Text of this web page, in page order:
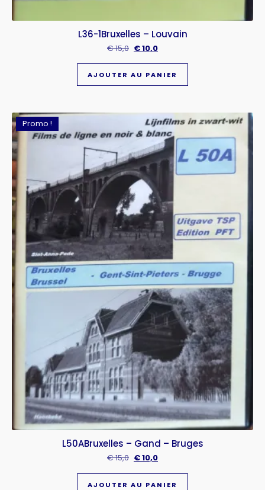
L36-1Bruxelles – Louvain
€15,0 €10,0
AJOUTER AU PANIER
Promo !
L50ABruxelles – Gand – Bruges
€15,0 €10,0
AJOUTER AU PANIER